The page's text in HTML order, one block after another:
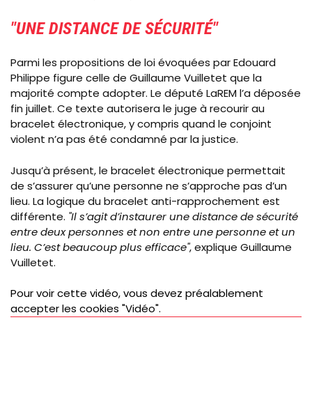
"UNE DISTANCE DE SÉCURITÉ"
Parmi les propositions de loi évoquées par Edouard
Philippe figure celle de Guillaume Vuilletet que la
majorité compte adopter. Le député LaREM l’a déposée
fin juillet. Ce texte autorisera le juge à recourir au
bracelet électronique, y compris quand le conjoint
violent n’a pas été condamné par la justice.
Jusqu’à présent, le bracelet électronique permettait
de s’assurer qu’une personne ne s’approche pas d’un
lieu. La logique du bracelet anti-rapprochement est
différente. "Il s’agit d’instaurer une distance de sécurité
entre deux personnes et non entre une personne et un
lieu. C’est beaucoup plus efficace", explique Guillaume
Vuilletet.
Video
Url
Pour voir cette vidéo, vous devez préalablement
accepter les cookies "Vidéo".